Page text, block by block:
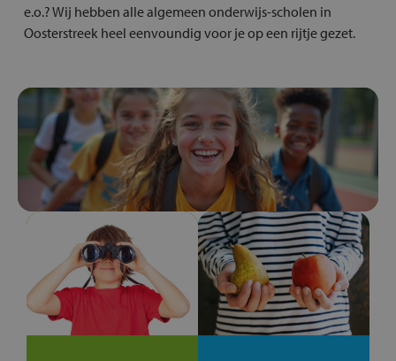
e.o.? Wij hebben alle algemeen onderwijs-scholen in
Oosterstreek heel eenvoundig voor je op een rijtje gezet.